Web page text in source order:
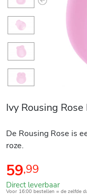
Previous
Ivy Rousing
De Rousing Rose is
roze.
59,99
Direct leverbaar
Voor 16:00 bestellen = de zelfde